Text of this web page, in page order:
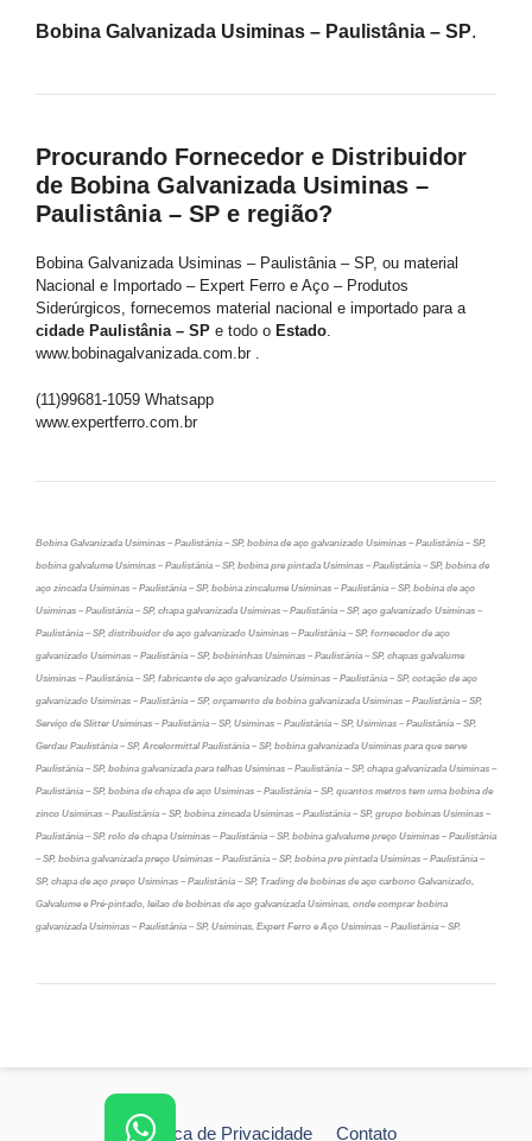
Bobina Galvanizada Usiminas – Paulistânia – SP.
Procurando Fornecedor e Distribuidor
de Bobina Galvanizada Usiminas –
Paulistânia – SP e região?
Bobina Galvanizada Usiminas – Paulistânia – SP, ou material
Nacional e Importado – Expert Ferro e Aço – Produtos
Siderúrgicos, fornecemos material nacional e importado para a
cidade Paulistânia – SP e todo o Estado.
www.bobinagalvanizada.com.br .
(11)99681-1059 Whatsapp
www.expertferro.com.br
Bobina Galvanizada Usiminas – Paulistânia – SP, bobina de aço galvanizado Usiminas – Paulistânia – SP,
bobina galvalume Usiminas – Paulistânia – SP, bobina pre pintada Usiminas – Paulistânia – SP, bobina de
aço zincada Usiminas – Paulistânia – SP, bobina zincalume Usiminas – Paulistânia – SP, bobina de aço
Usiminas – Paulistânia – SP, chapa galvanizada Usiminas – Paulistânia – SP, aço galvanizado Usiminas –
Paulistânia – SP, distribuidor de aço galvanizado Usiminas – Paulistânia – SP, fornecedor de aço
galvanizado Usiminas – Paulistânia – SP, bobininhas Usiminas – Paulistânia – SP, chapas galvalume
Usiminas – Paulistânia – SP, fabricante de aço galvanizado Usiminas – Paulistânia – SP, cotação de aço
galvanizado Usiminas – Paulistânia – SP, orçamento de bobina galvanizada Usiminas – Paulistânia – SP,
Serviço de Slitter Usiminas – Paulistânia – SP, Usiminas – Paulistânia – SP, Usiminas – Paulistânia – SP,
Gerdau Paulistânia – SP, Arcelormittal Paulistânia – SP, bobina galvanizada Usiminas para que serve
Paulistânia – SP, bobina galvanizada para telhas Usiminas – Paulistânia – SP, chapa galvanizada Usiminas –
Paulistânia – SP, bobina de chapa de aço Usiminas – Paulistânia – SP, quantos metros tem uma bobina de
zinco Usiminas – Paulistânia – SP, bobina zincada Usiminas – Paulistânia – SP, grupo bobinas Usiminas –
Paulistânia – SP, rolo de chapa Usiminas – Paulistânia – SP, bobina galvalume preço Usiminas – Paulistânia
– SP, bobina galvanizada preço Usiminas – Paulistânia – SP, bobina pre pintada Usiminas – Paulistânia –
SP, chapa de aço preço Usiminas – Paulistânia – SP, Trading de bobinas de aço carbono Galvanizado,
Galvalume e Pré-pintado, leilao de bobinas de aço galvanizada Usiminas, onde comprar bobina
galvanizada Usiminas – Paulistânia – SP, Usiminas, Expert Ferro e Aço Usiminas – Paulistânia – SP.
Política de Privacidade Contato